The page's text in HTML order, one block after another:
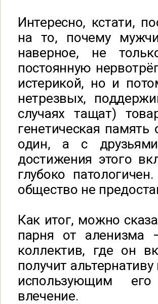
Интересно, кстати,
на то, почему
наверное, не
постоянную
истерикой, но и
нетрезвых,
случаях тащат)
генетическая
один, а с
достижения этого
глубоко
общество не
Как итог, можно
парня от аленизма
коллектив, где он
получит
использующим его
влечение.